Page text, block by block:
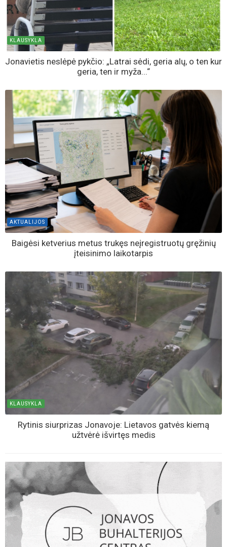
KLAUSYKLA
Jonavietis neslėpė pykčio: „Latrai sėdi, geria alų, o ten kur
geria, ten ir myža...“
AKTUALIJOS
Baigėsi ketverius metus trukęs neįregistruotų gręžinių
įteisinimo laikotarpis
KLAUSYKLA
Rytinis siurprizas Jonavoje: Lietavos gatvės kiemą
užtvėrė išvirtęs medis